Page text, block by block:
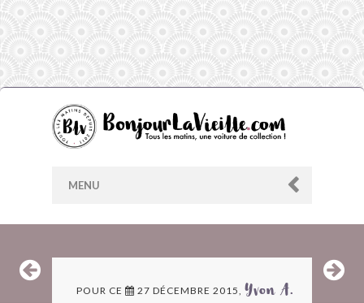
MENU
POUR CE 27 DÉCEMBRE 2015, Yvon A.